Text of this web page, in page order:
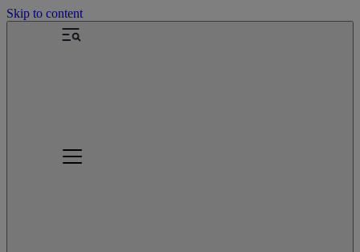
Skip to content